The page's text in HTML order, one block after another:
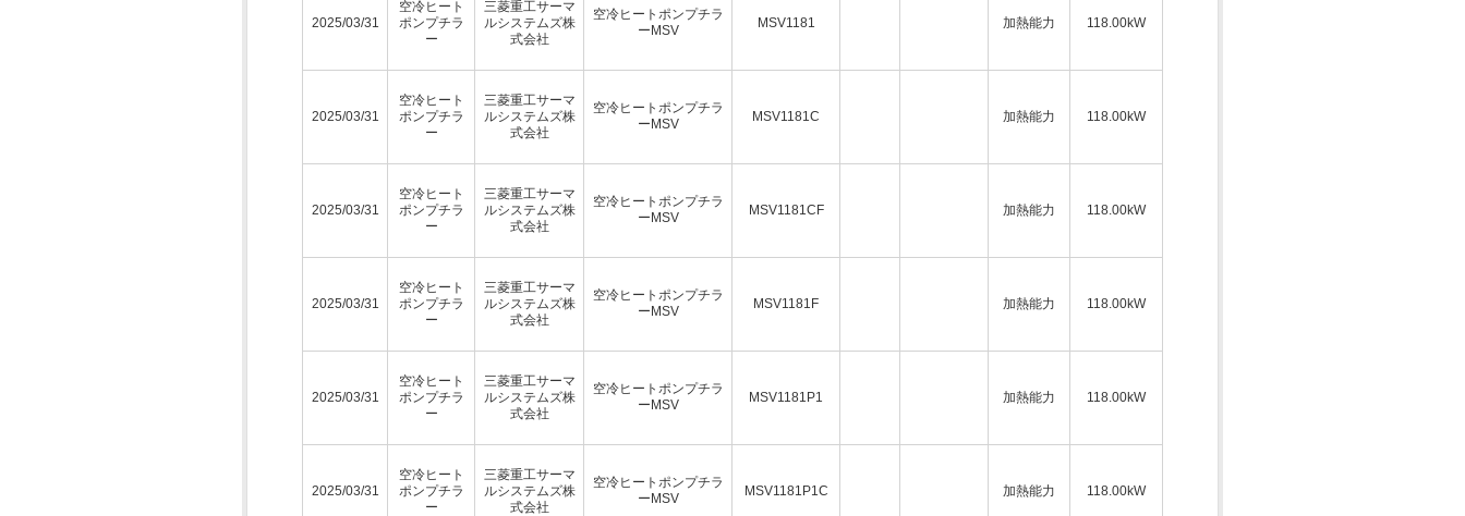
2025/03/31
空冷ヒート
ポンプチラ
ー
三菱重工サーマ
ルシステムズ株
式会社
空冷ヒートポンプチラ
ーMSV
MSV1181 加熱能力 118.00kW
2025/03/31
空冷ヒート
ポンプチラ
ー
三菱重工サーマ
ルシステムズ株
式会社
空冷ヒートポンプチラ
ーMSV
MSV1181C 加熱能力 118.00kW
2025/03/31
空冷ヒート
ポンプチラ
ー
三菱重工サーマ
ルシステムズ株
式会社
空冷ヒートポンプチラ
ーMSV
MSV1181CF 加熱能力 118.00kW
2025/03/31
空冷ヒート
ポンプチラ
ー
三菱重工サーマ
ルシステムズ株
式会社
空冷ヒートポンプチラ
ーMSV
MSV1181F 加熱能力 118.00kW
2025/03/31
空冷ヒート
ポンプチラ
ー
三菱重工サーマ
ルシステムズ株
式会社
空冷ヒートポンプチラ
ーMSV
MSV1181P1 加熱能力 118.00kW
2025/03/31
空冷ヒート
ポンプチラ
ー
三菱重工サーマ
ルシステムズ株
式会社
空冷ヒートポンプチラ
ーMSV
MSV1181P1C 加熱能力 118.00kW